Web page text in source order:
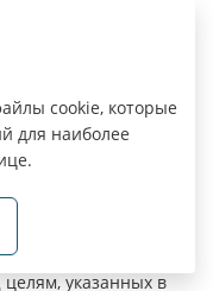
ПД;
целям, указанных в
cookie, которые
для наиболее